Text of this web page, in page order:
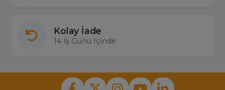
Kolay İade
14 İş Günü İçinde